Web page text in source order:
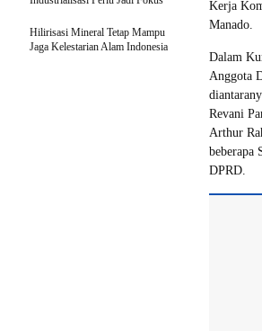
Kerja
Manado.
Dalam
Anggota
Revani
Arthur
beberapa
DPRD.
Hilirisasi Mineral Tetap Mampu
Jaga Kelestarian Alam Indonesia